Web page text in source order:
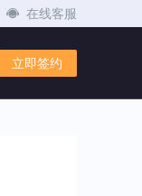
在线客服
立即签约